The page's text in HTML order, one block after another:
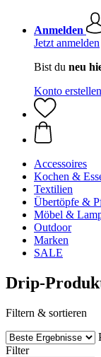
Anmelden
Jetzt anmelden
Bist du neu
Konto erstellen
Accessoires
Kochen &
Textilien
Übertöpfe &
Möbel &
Outdoor
Marken
SALE
Drip-
Filtern & sortieren
Filter